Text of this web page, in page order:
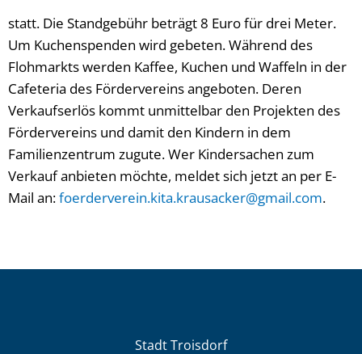
statt. Die Standgebühr beträgt 8 Euro für drei Meter.
Um Kuchenspenden wird gebeten. Während des
Flohmarkts werden Kaffee, Kuchen und Waffeln in der
Cafeteria des Fördervereins angeboten. Deren
Verkaufserlös kommt unmittelbar den Projekten des
Fördervereins und damit den Kindern in dem
Familienzentrum zugute. Wer Kindersachen zum
Verkauf anbieten möchte, meldet sich jetzt an per E-
Mail an:foerderverein.kita.krausacker@gmail.com.
Stadt Troisdorf